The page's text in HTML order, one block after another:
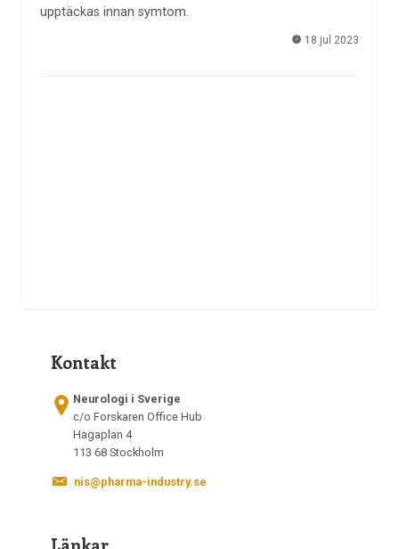
upptäckas innan symtom.
18 jul 2023
Kontakt
Neurologi i Sverige
c/o Forskaren Office Hub
Hagaplan 4
113 68 Stockholm
nis@pharma-industry.se